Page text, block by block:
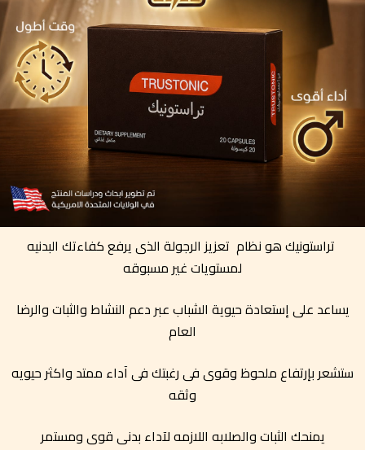
تراستونيك هو نظام تعزيز الرجولة الذى يرفع كفاءتك البدنيه
لمستويات غير مسبوقه
يساعد على إستعادة حيوية الشباب عبر دعم النشاط والثبات والرضا
العام
ستشعر بإرتفاع ملحوظ وقوى فى رغبتك فى آداء ممتد واكثر حيويه
وثقه
يمنحك الثبات والصلابه اللازمه لآداء بدنى قوى ومستمر